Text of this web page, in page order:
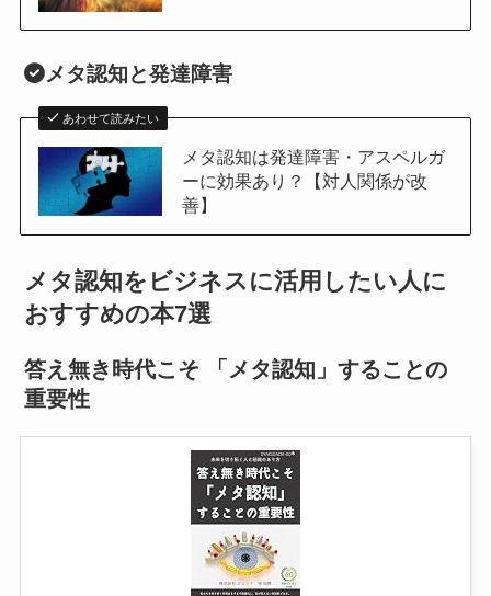
メタ認知と発達障害
あわせて読みたい
メタ認知は発達障害・アスペルガ
ーに効果あり？【対人関係が改
善】
メタ認知をビジネスに活用したい人に
おすすめの本7選
答え無き時代こそ 「メタ認知」することの
重要性